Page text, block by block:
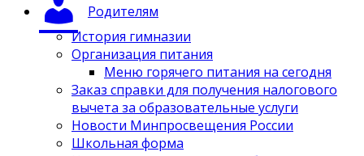
Родителям
История гимназии
Организация питания
Меню горячего питания на сегодня
Заказ справки для получения налогового
вычета за образовательные услуги
Новости Минпросвещения России
Школьная форма